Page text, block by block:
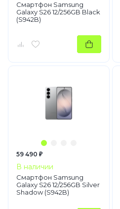
Смартфон Samsung
Galaxy S26 12/256GB Black
(S942B)
59 490 ₽
В наличии
Смартфон Samsung
Galaxy S26 12/256GB Silver
Shadow (S942B)